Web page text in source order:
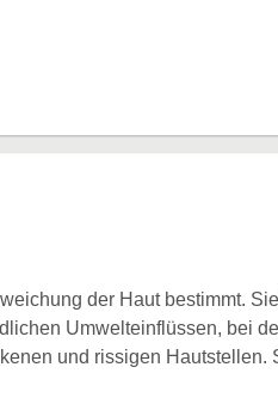
der Haut bestimmt.
Umwelteinflüssen, bei
und rissigen